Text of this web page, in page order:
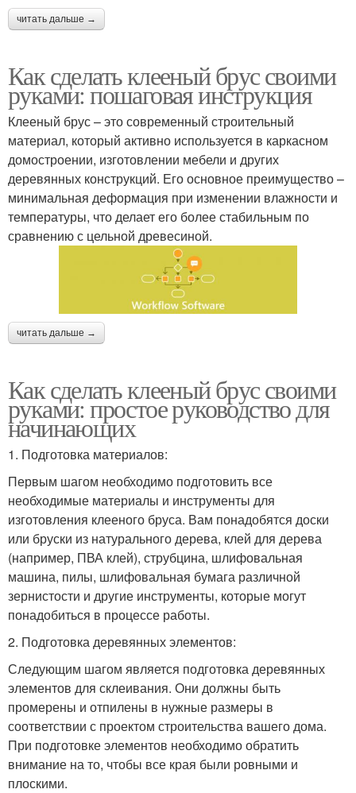
читать дальше →
Как сделать клееный брус своими
руками: пошаговая инструкция
Клееный брус – это современный строительный
материал, который активно используется в каркасном
домостроении, изготовлении мебели и других
деревянных конструкций. Его основное преимущество –
минимальная деформация при изменении влажности и
температуры, что делает его более стабильным по
сравнению с цельной древесиной.
читать дальше →
Как сделать клееный брус своими
руками: простое руководство для
начинающих
1. Подготовка материалов:
Первым шагом необходимо подготовить все
необходимые материалы и инструменты для
изготовления клееного бруса. Вам понадобятся доски
или бруски из натурального дерева, клей для дерева
(например, ПВА клей), струбцина, шлифовальная
машина, пилы, шлифовальная бумага различной
зернистости и другие инструменты, которые могут
понадобиться в процессе работы.
2. Подготовка деревянных элементов:
Следующим шагом является подготовка деревянных
элементов для склеивания. Они должны быть
промерены и отпилены в нужные размеры в
соответствии с проектом строительства вашего дома.
При подготовке элементов необходимо обратить
внимание на то, чтобы все края были ровными и
плоскими.